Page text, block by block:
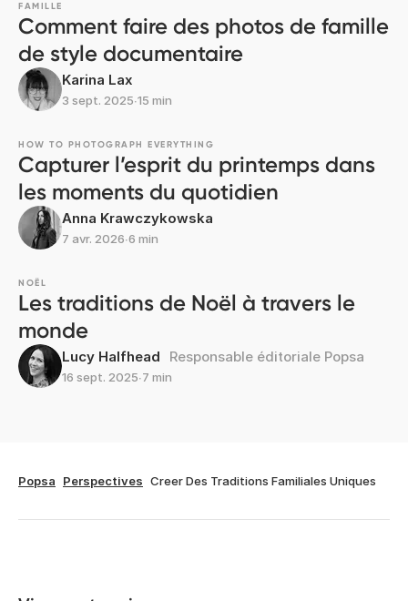
FAMILLE
Comment faire des photos de famille
de style documentaire
Karina Lax
3 sept. 2025∙15 min
HOW TO PHOTOGRAPH EVERYTHING
Capturer l’esprit du printemps dans
les moments du quotidien
Anna Krawczykowska
7 avr. 2026∙6 min
NOËL
Les traditions de Noël à travers le
monde
Lucy Halfhead Responsable éditoriale Popsa
16 sept. 2025∙7 min
Popsa Perspectives Creer Des Traditions Familiales Uniques